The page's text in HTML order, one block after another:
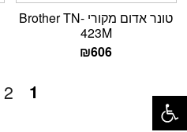
טונר אדום מקורי Brother TN-
423M
₪606
1
2 פתח סרגל נגישות